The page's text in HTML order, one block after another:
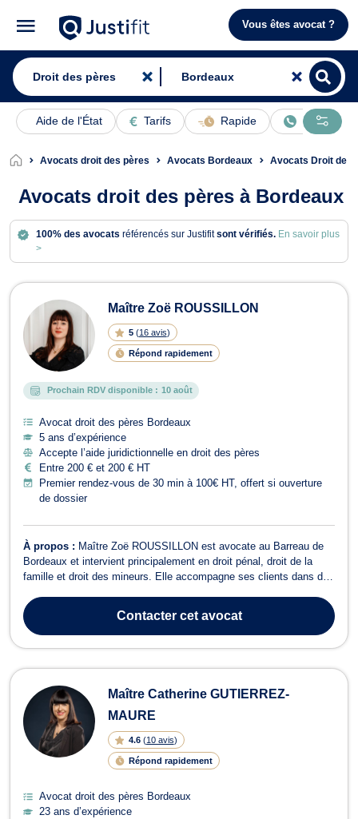
Vous êtes avocat ?
Aide de l'État Tarifs Rapide En ligne
Avocats droit des pères Avocats Bordeaux Avocats Droit de
Avocats droit des pères à Bordeaux
100% des avocats référencés sur Justifitsont vérifiés. En savoir plus
>
Avocats en droit des pères à
Maître Zoë ROUSSILLON
5 (16 avis)
Répond rapidement
Prochain RDV disponible : 10 août
Avocat droit des pères Bordeaux
5 ans d’expérience
Accepte l’aide juridictionnelle en droit des pères
Entre 200 € et 200 € HT
Premier rendez-vous de 30 min à 100€ HT, offert si ouverture
de dossier
À propos : Maître Zoë ROUSSILLON est avocate au Barreau de
Bordeaux et intervient principalement en droit pénal, droit de la
famille et droit des mineurs. Elle accompagne ses clients dans des
et familiales. Elle intervient notamment à compter de la garde à
vue jusqu'à l...
Contactercet avocat
Maître Catherine GUTIERREZ-
MAURE
4.6 (10 avis)
Répond rapidement
Avocat droit des pères Bordeaux
23 ans d’expérience